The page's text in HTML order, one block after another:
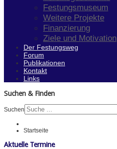
Festungsmuseum
Weitere Projekte
Finanzierung
Ziele und Motivation
Der Festungsweg
Forum
Publikationen
Kontakt
Links
Suchen & Finden
Suchen
Startseite
Aktuelle Termine